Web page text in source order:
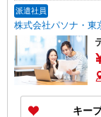
派遣社員
株式会社パソナ・東
キー